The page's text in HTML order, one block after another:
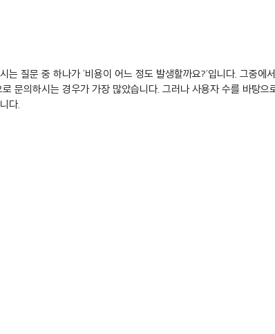
질문 중 하나가 ‘비용이 어느 정도 발생할까요?’입니다. 그중에
문의하시는 경우가 가장 많았습니다. 그러나 사용자 수를 바탕으
다.